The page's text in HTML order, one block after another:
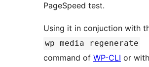
PageSpeed test.
Using it in conjuction with
wp media regenerate
command of WP-CLI or